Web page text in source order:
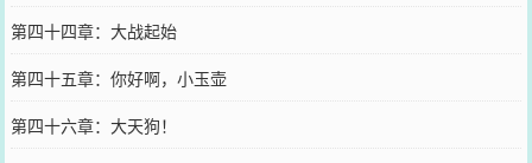
第四十四章：大战起始
第四十五章：你好啊，小玉壶
第四十六章：大天狗！